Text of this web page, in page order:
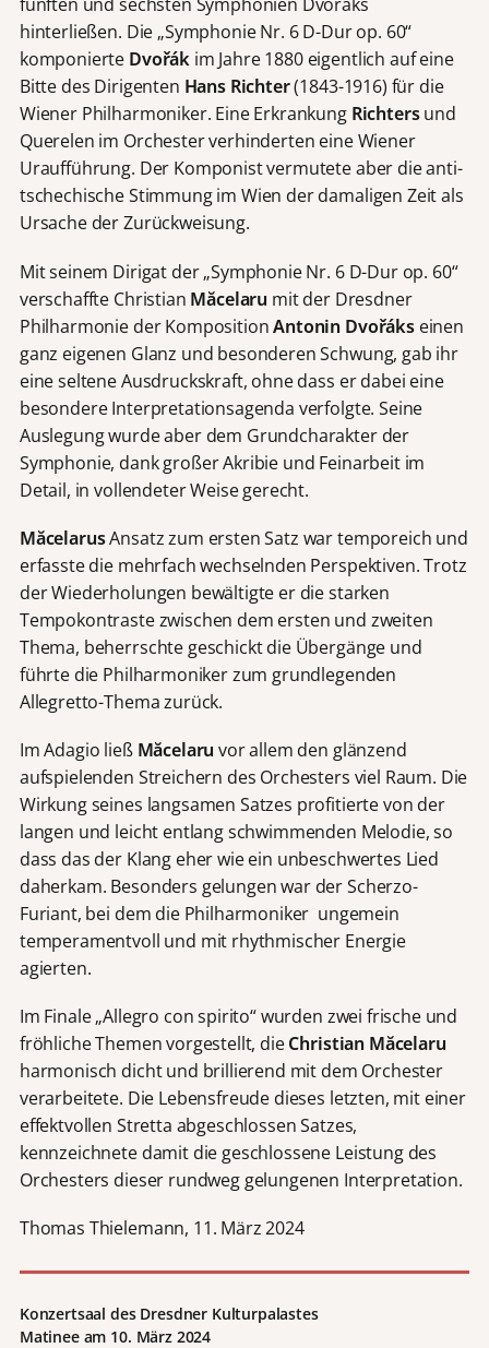
fünften und sechsten Symphonien Dvořáks
hinterließen. Die „Symphonie Nr. 6 D-Dur op. 60“
komponierte Dvořák im Jahre 1880 eigentlich auf eine
Bitte des Dirigenten Hans Richter(1843-1916) für die
Wiener Philharmoniker. Eine Erkrankung Richtersund
Querelen im Orchester verhinderten eine Wiener
Uraufführung. Der Komponist vermutete aber die anti-
tschechische Stimmung im Wien der damaligen Zeit als
Ursache der Zurückweisung.
Mit seinem Dirigat der „Symphonie Nr. 6 D-Dur op. 60“
verschaffte Christian Măcelaru mit der Dresdner
Philharmonie der KompositionAntonin Dvořákseinen
ganz eigenen Glanz und besonderen Schwung, gab ihr
eine seltene Ausdruckskraft, ohne dass er dabei eine
besondere Interpretationsagenda verfolgte. Seine
Auslegung wurde aber dem Grundcharakter der
Symphonie, dank großer Akribie und Feinarbeit im
Detail, in vollendeter Weise gerecht.
MăcelarusAnsatz zum ersten Satz war temporeich und
erfasste die mehrfach wechselnden Perspektiven. Trotz
der Wiederholungen bewältigte er die starken
Tempokontraste zwischen dem ersten und zweiten
Thema, beherrschte geschickt die Übergänge und
führte die Philharmoniker zum grundlegenden
Allegretto-Thema zurück.
Im Adagio ließ Măcelaru vor allem den glänzend
aufspielenden Streichern des Orchesters viel Raum. Die
Wirkung seines langsamen Satzes profitierte von der
langen und leicht entlang schwimmenden Melodie, so
dass das der Klang eher wie ein unbeschwertes Lied
daherkam. Besonders gelungen war der Scherzo-
Furiant, bei dem die Philharmoniker ungemein
temperamentvoll und mit rhythmischer Energie
agierten.
Im Finale „Allegro con spirito“ wurden zwei frische und
fröhliche Themen vorgestellt, dieChristian Măcelaru
harmonisch dicht und brillierend mit dem Orchester
verarbeitete. Die Lebensfreude dieses letzten, mit einer
effektvollen Stretta abgeschlossen Satzes,
kennzeichnete damit die geschlossene Leistung des
Orchesters dieser rundweg gelungenen Interpretation.
Thomas Thielemann, 11. März 2024
Konzertsaal des Dresdner Kulturpalastes
Matinee am 10. März 2024